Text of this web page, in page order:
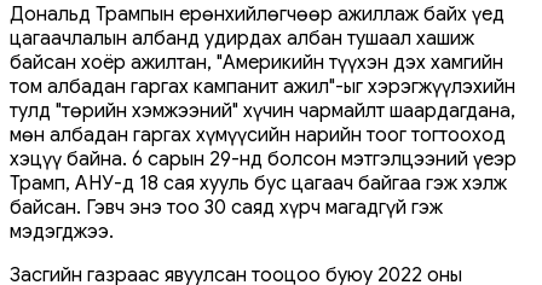
Дональд Трампын ерөнхийлөгчөөр ажиллаж байх үед
цагаачлалын албанд удирдах албан тушаал хашиж
байсан хоёр ажилтан, "Америкийн түүхэн дэх хамгийн
том албадан гаргах кампанит ажил"-ыг хэрэгжүүлэхийн
тулд "төрийн хэмжээний" хүчин чармайлт шаардагдана,
мөн албадан гаргах хүмүүсийн нарийн тоог тогтооход
хэцүү байна. 6 сарын 29-нд болсон мэтгэлцээний үеэр
Трамп, АНУ-д 18 сая хууль бус цагаач байгаа гэж хэлж
байсан. Гэвч энэ тоо 30 саяд хүрч магадгүй гэж
мэдэгджээ.
Засгийн газраас явуулсан тооцоо буюу 2022 оны